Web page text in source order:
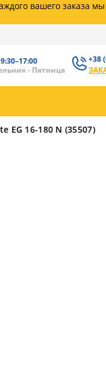
вашего заказа
- Пятница
+38
+38
62
+38
EG 16-180 N (35507)